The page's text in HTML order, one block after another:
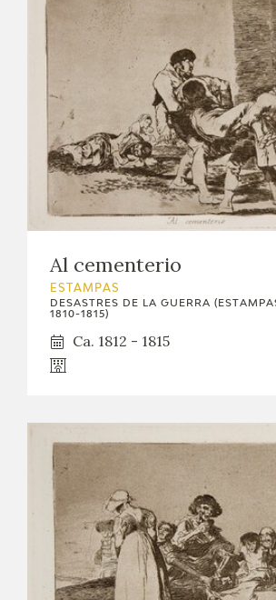
Al cementerio
ESTAMPAS
DESASTRES DE LA GUERRA
1810-1815)
Ca. 1812 - 1815